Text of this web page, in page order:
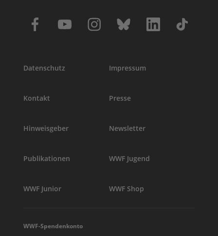
Datenschutz Impressum
Kontakt Presse
Hinweisgeber Newsletter
Publikationen WWF Jugend
WWF Junior WWF Shop
WWF-Spendenkonto